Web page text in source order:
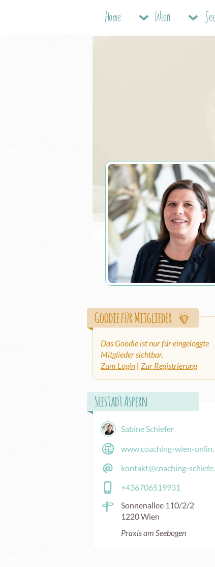
Home Wien
Goodie für Mitglieder
Das Goodie ist nur für eingeloggte
Mitglieder sichtbar.
Zum Login | Zur Registrierung
Seestadt Aspern
Sabine Schiefer
+436706519931
Sonnenallee 110/2/2
1220 Wien
Praxis am Seebogen